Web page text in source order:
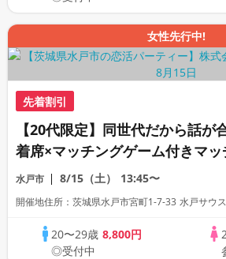
女性先行中!
先着割引
【20代限定】同世代だから話
着席×マッチングゲーム付きマッ
ン
水戸市 8/15（土） 13:45〜
開催地住所：茨城県水戸市宮町1-7-33 水戸サウ
20〜29歳8,800円
◎受付中